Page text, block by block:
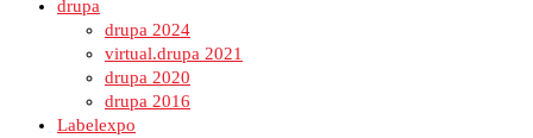
drupa
drupa 2024
virtual.drupa 2021
drupa 2020
drupa 2016
Labelexpo